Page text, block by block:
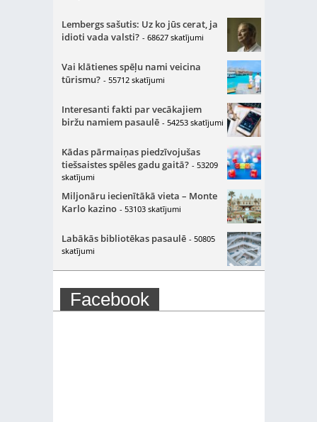
Lembergs sašutis: Uz ko jūs cerat, ja
idioti vada valsti? - 68627 skatījumi
Vai klātienes spēļu nami veicina
tūrismu? - 55712 skatījumi
Interesanti fakti par vecākajiem
biržu namiem pasaulē - 54253 skatījumi
Kādas pārmaiņas piedzīvojušas
tiešsaistes spēles gadu gaitā? - 53209
skatījumi
Miljonāru iecienītākā vieta – Monte
Karlo kazino - 53103 skatījumi
Labākās bibliotēkas pasaulē - 50805
skatījumi
Facebook